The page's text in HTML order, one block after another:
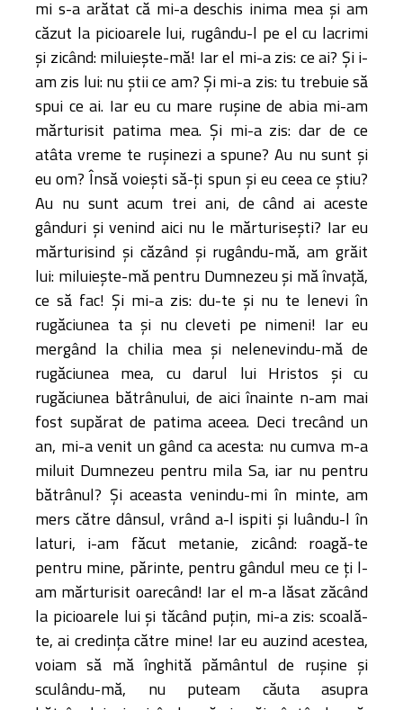
mi s-a arătat că mi-a deschis inima mea şi am
căzut la picioarele lui, rugându-l pe el cu lacrimi
şi zicând: miluieşte-mă! Iar el mi-a zis: ce ai? Şi i-
am zis lui: nu ştii ce am? Şi mi-a zis: tu trebuie să
spui ce ai. Iar eu cu mare ruşine de abia mi-am
mărturisit patima mea. Şi mi-a zis: dar de ce
atâta vreme te ruşinezi a spune? Au nu sunt şi
eu om? Însă voieşti să-ţi spun şi eu ceea ce ştiu?
Au nu sunt acum trei ani, de când ai aceste
gânduri şi venind aici nu le mărturiseşti? Iar eu
mărturisind şi căzând şi rugându-mă, am grăit
lui: miluieşte-mă pentru Dumnezeu şi mă învaţă,
ce să fac! Şi mi-a zis: du-te şi nu te lenevi în
rugăciunea ta şi nu cleveti pe nimeni! Iar eu
mergând la chilia mea şi nelenevindu-mă de
rugăciunea mea, cu darul lui Hristos şi cu
rugăciunea bătrânului, de aici înainte n-am mai
fost supărat de patima aceea. Deci trecând un
an, mi-a venit un gând ca acesta: nu cumva m-a
miluit Dumnezeu pentru mila Sa, iar nu pentru
bătrânul? Şi aceasta venindu-mi în minte, am
mers către dânsul, vrând a-l ispiti şi luându-l în
laturi, i-am făcut metanie, zicând: roagă-te
pentru mine, părinte, pentru gândul meu ce ţi l-
am mărturisit oarecând! Iar el m-a lăsat zăcând
la picioarele lui şi tăcând puţin, mi-a zis: scoală-
te, ai credinţa către mine! Iar eu auzind acestea,
voiam să mă înghită pământul de ruşine şi
sculându-mă, nu puteam căuta asupra